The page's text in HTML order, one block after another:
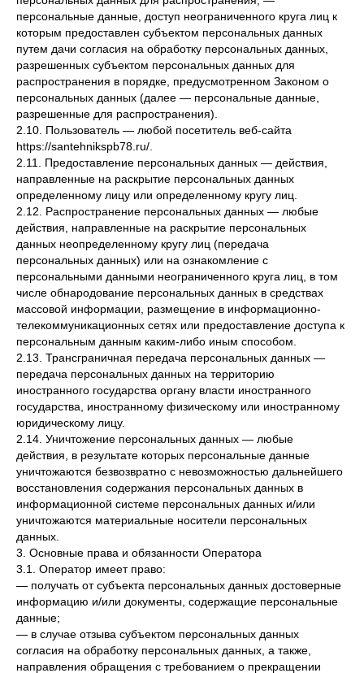
персональные данные, доступ неограниченного круга лиц к
которым предоставлен субъектом персональных данных
путем дачи согласия на обработку персональных данных,
разрешенных субъектом персональных данных для
распространения в порядке, предусмотренном Законом о
персональных данных (далее — персональные данные,
разрешенные для распространения).
2.10. Пользователь — любой посетитель веб-сайта
https://santehnikspb78.ru/.
2.11. Предоставление персональных данных — действия,
направленные на раскрытие персональных данных
определенному лицу или определенному кругу лиц.
2.12. Распространение персональных данных — любые
действия, направленные на раскрытие персональных
данных неопределенному кругу лиц (передача
персональных данных) или на ознакомление с
персональными данными неограниченного круга лиц, в том
числе обнародование персональных данных в средствах
массовой информации, размещение в информационно-
телекоммуникационных сетях или предоставление доступа к
персональным данным каким-либо иным способом.
2.13. Трансграничная передача персональных данных —
передача персональных данных на территорию
иностранного государства органу власти иностранного
государства, иностранному физическому или иностранному
юридическому лицу.
2.14. Уничтожение персональных данных — любые
действия, в результате которых персональные данные
уничтожаются безвозвратно с невозможностью дальнейшего
восстановления содержания персональных данных в
информационной системе персональных данных и/или
уничтожаются материальные носители персональных
данных.
3. Основные права и обязанности Оператора
3.1. Оператор имеет право:
— получать от субъекта персональных данных достоверные
информацию и/или документы, содержащие персональные
данные;
— в случае отзыва субъектом персональных данных
согласия на обработку персональных данных, а также,
направления обращения с требованием о прекращении